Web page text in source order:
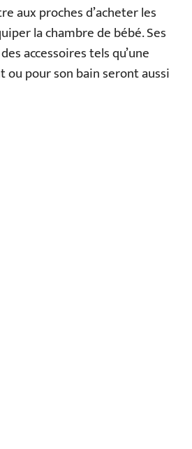
aux proches d’acheter les
la chambre de bébé. Ses
accessoires tels qu’une
ou pour son bain seront aussi